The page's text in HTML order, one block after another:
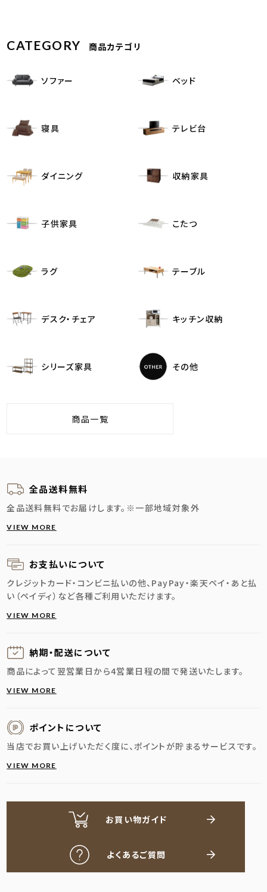
CATEGORY 商品カテゴリ
ソファー ベッド
寝具 テレビ台
ダイニング 収納家具
子供家具 こたつ
ラグ テーブル
デスク・チェア キッチン収納
シリーズ家具 その他
商品一覧
全品送料無料
全品送料無料でお届けします。 ※一部地域対象外
VIEW MORE
お支払いについて
クレジットカード・コンビニ払いの他、PayPay・楽天ペイ・あと払
い（ペイディ）など各種ご利用いただけます。
VIEW MORE
納期・配送に ついて
商品によって翌営業日から4営業日程の間で発送いたします。
VIEW MORE
ポイントについて
当店でお買い上げいただく度に、ポイントが貯まるサービスです。
VIEW MORE
お買い物ガイド
よくあるご質問